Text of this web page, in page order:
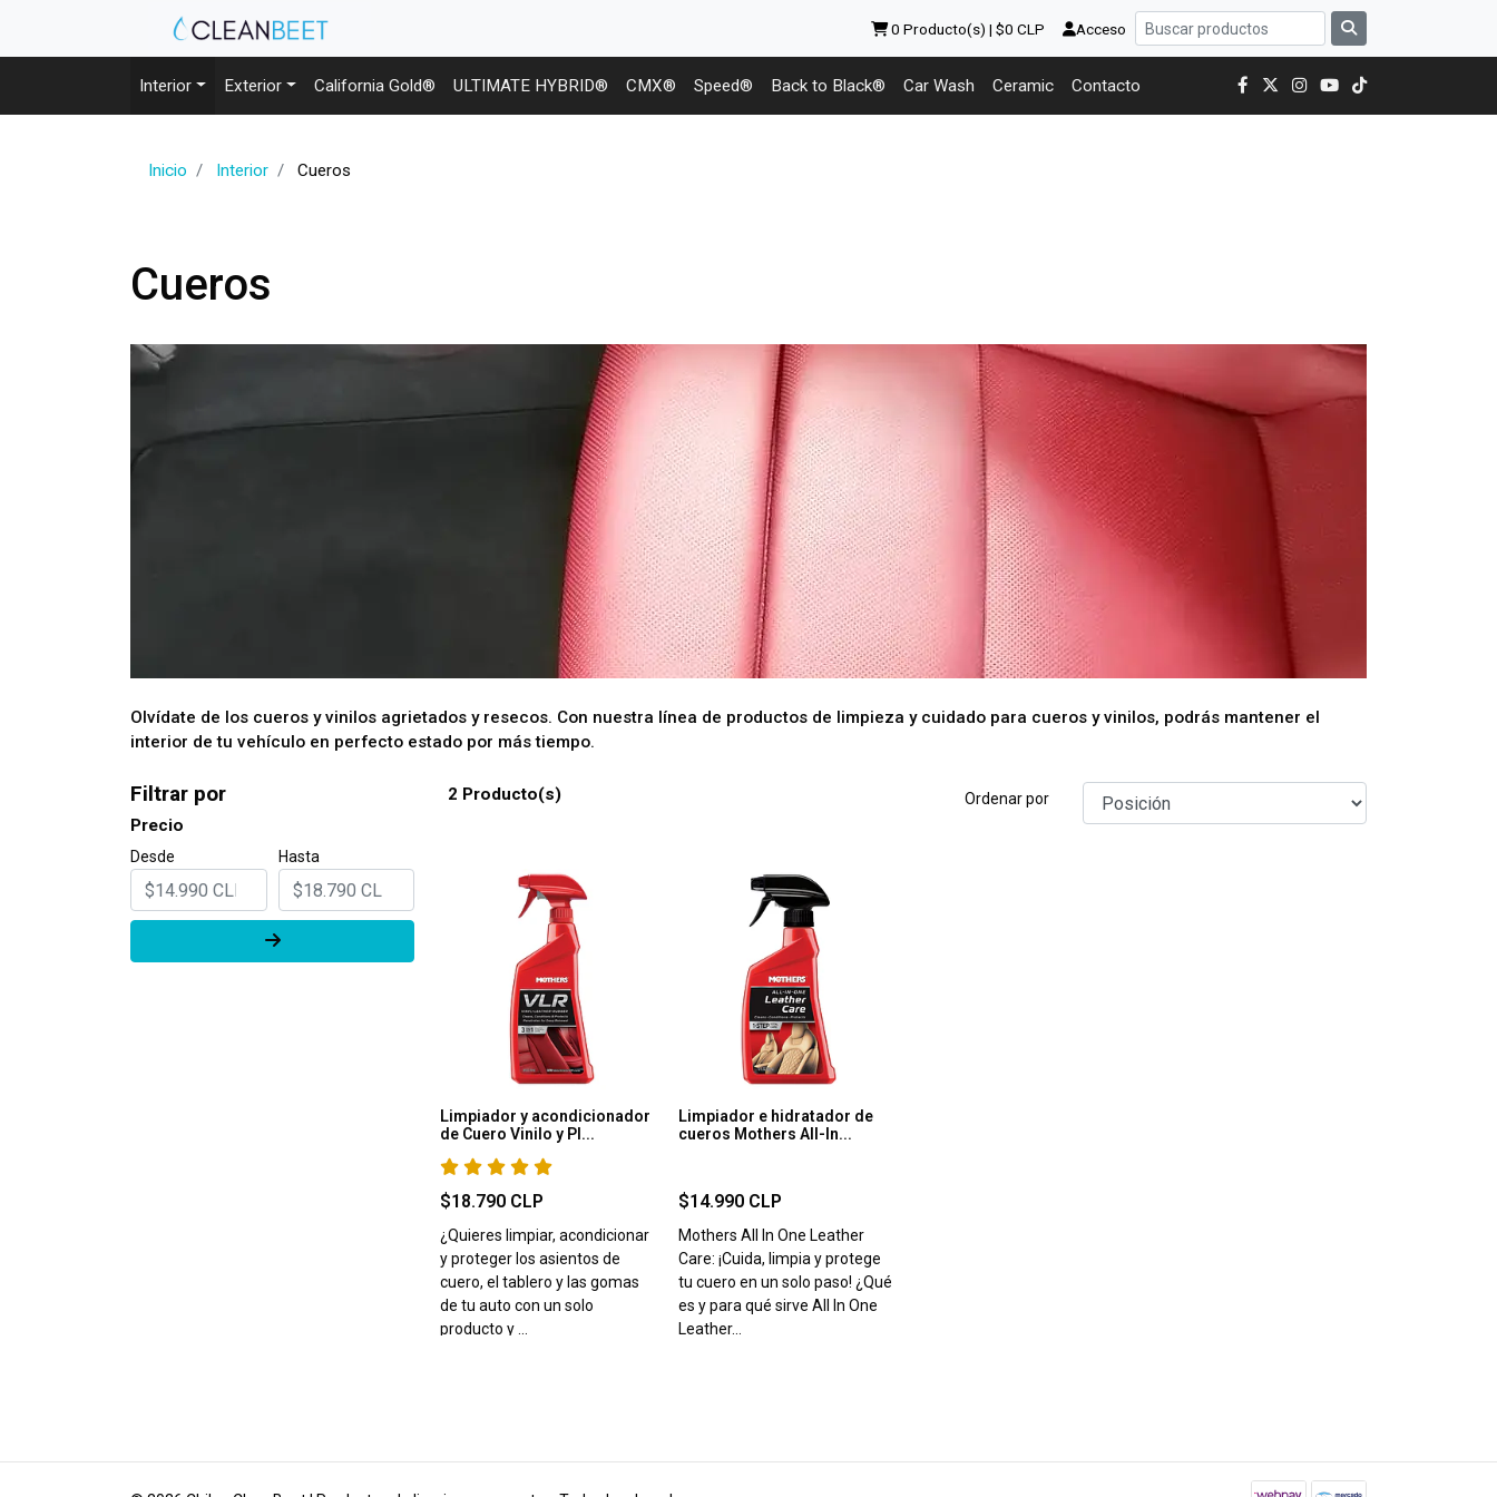
0 Producto(s) | $0 CLP Acceso
Interior Exterior California Gold® ULTIMATE HYBRID® CMX® Speed® Back to Black® Car Wash Ceramic Contacto
Inicio Interior Cueros
Cueros
Olvídate de los cueros y vinilos agrietados y resecos. Con nuestra línea de productos de limpieza y cuidado para cueros y vinilos, podrás mantener el
interior de tu vehículo en perfecto estado por más tiempo.
Filtrar por
Precio
Desde Hasta
2 Producto(s) Ordenar por
Limpiador y acondicionador
de Cuero Vinilo y Pl...
$18.790 CLP
¿Quieres limpiar, acondicionar
y proteger los asientos de
cuero, el tablero y las gomas
de tu auto con un solo
producto y ...
Limpiador e hidratador de
cueros Mothers All-In...
$14.990 CLP
Mothers All In One Leather
Care: ¡Cuida, limpia y protege
tu cuero en un solo paso! ¿Qué
es y para qué sirve All In One
Leather...